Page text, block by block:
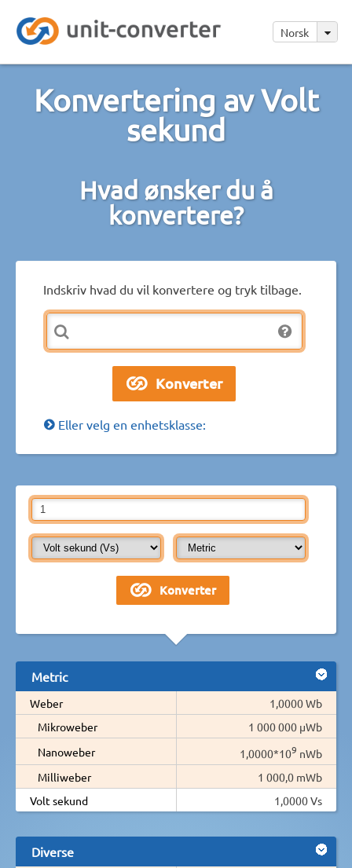
Norsk
Konvertering av Volt
sekund
Hvad ønsker du å
konvertere?
Indskriv hvad du vil konvertere og tryk tilbage.
Eller velg en enhetsklasse:
Metric
Weber
1,0000 Wb
Mikroweber
1 000 000 µWb
Nanoweber
1,0000*109 nWb
Milliweber
1 000,0 mWb
Volt sekund
1,0000 Vs
Diverse